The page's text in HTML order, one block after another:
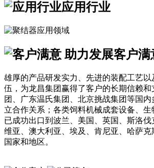
应用行业
客户满
雄厚的产品研发实力、先进的装配工艺以
伍，为龙昌集团赢得了客户的长期信赖
团、广东温氏集团、北京挑战集团等国
立合作关系；各类饲料机械成套设备、
已成功出口到波兰、美国、英国、斯洛
维亚、澳大利亚、埃及、肯尼亚、哈萨
国家和地区。